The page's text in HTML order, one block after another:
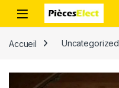
Accueil Uncategorized